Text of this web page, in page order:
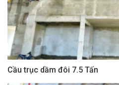
Cầu trục dầm đôi 7.5 Tấn